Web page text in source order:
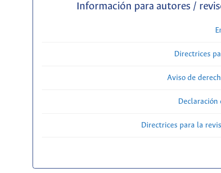
Información para autores /
Directrices
Aviso de
Directrices para la